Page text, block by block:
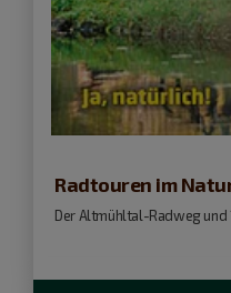
Radtouren im
Der Altmühltal-Radweg und